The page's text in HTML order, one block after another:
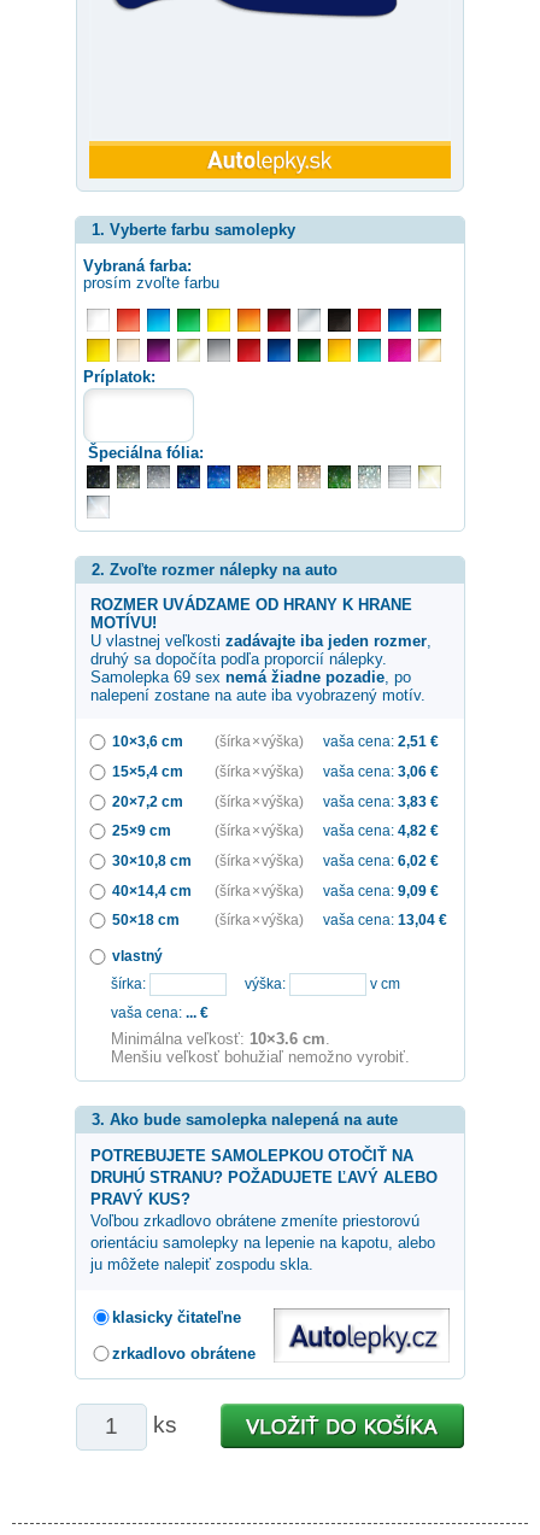
1. Vyberte farbu samolepky
Vybraná farba:
prosím zvoľte farbu
Príplatok:
Špeciálna fólia:
2. Zvoľte rozmer nálepky na auto
ROZMER UVÁDZAME OD HRANY K HRANE
MOTÍVU!
U vlastnej veľkosti zadávajte iba jeden rozmer,
druhý sa dopočíta podľa proporcií nálepky.
Samolepka 69 sex nemá žiadne pozadie, po
nalepení zostane na aute iba vyobrazený motív.
10×3,6 cm (šírka × výška) vaša cena: 2,51 €
15×5,4 cm
(šírka × výška) vaša cena: 3,06 €
20×7,2 cm
(šírka × výška) vaša cena: 3,83 €
25×9 cm
(šírka × výška) vaša cena: 4,82 €
30×10,8 cm
(šírka × výška) vaša cena: 6,02 €
40×14,4 cm
(šírka × výška) vaša cena: 9,09 €
50×18 cm
(šírka × výška) vaša cena: 13,04 €
vlastný
šírka:
výška:
v cm
vaša cena: ... €
Minimálna veľkosť: 10×3.6 cm
Menšiu veľkosť bohužiaľ nemožno vyrobiť.
3. Ako bude samolepka nalepená na aute
POTREBUJETE SAMOLEPKOU OTOČIŤ NA
DRUHÚ STRANU? POŽADUJETE ĽAVÝ ALEBO
PRAVÝ KUS?
Voľbou zrkadlovo obrátene zmeníte priestorovú
orientáciu samolepky na lepenie na kapotu, alebo
ju môžete nalepiť zospodu skla.
klasicky čitateľne
zrkadlovo obrátene
ks